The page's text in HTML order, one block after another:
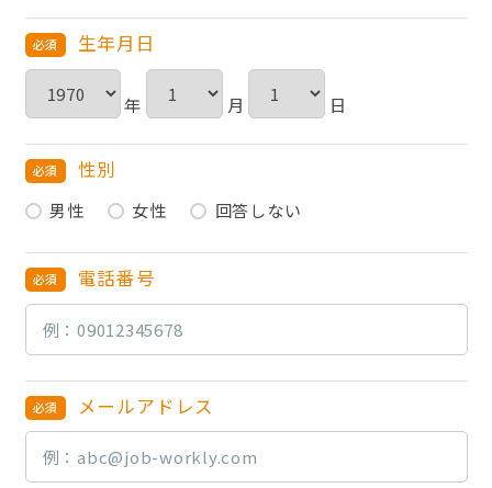
無料会員登録
ログイン
キープした求人
最近見た求人
お問い合わせ
掲載希望の方へ
生年月日
年 月 日
性別
男性 女性 回答しない
電話番号
メールアドレス